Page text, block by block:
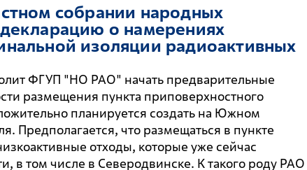
собрании народных
о намерениях
изоляции радиоактивных
ФГУП "НО РАО" начать предварительные
размещения пункта приповерхностного
планируется создать на Южном
Предполагается, что размещаться в пункте
отходы, которые уже сейчас
в том числе в Северодвинске. К такого роду РАО